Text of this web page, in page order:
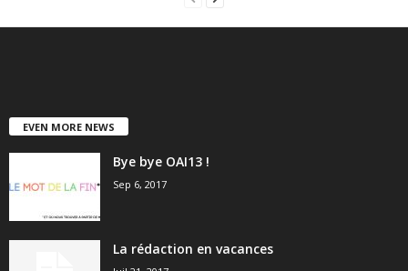
EVEN MORE NEWS
Bye bye OAI13 !
Sep 6, 2017
La rédaction en vacances